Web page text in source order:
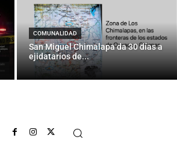
COMUNALIDAD
San Miguel Chimalapa da 30 días a
ejidatarios de...